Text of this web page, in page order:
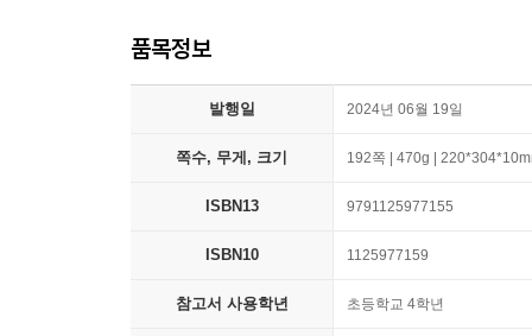
품목정보
발행일 2024년 06월 19일
쪽수, 무게, 크기 192쪽 | 470g |
ISBN13 9791125977155
ISBN10 1125977159
참고서 사용학년 초등학교 4학년